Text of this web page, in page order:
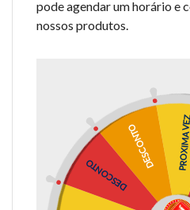
pode agendar um horário e
nossos produtos.
DESCONTO
DESCONTO PROXIMA VEZ